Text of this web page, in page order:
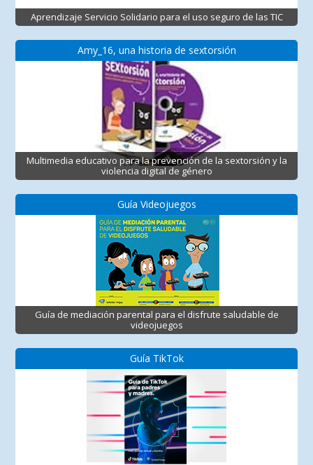
Aprendizaje Servicio Solidario para el uso seguro de las TIC
Amy_16, una historia de sextorsión
Multimedia educativo para la prevención de la sextorsión y la
violencia digital de género
Guía Videojuegos
Guía de mediación parental para el disfrute saludable de
videojuegos
Guía TikTok